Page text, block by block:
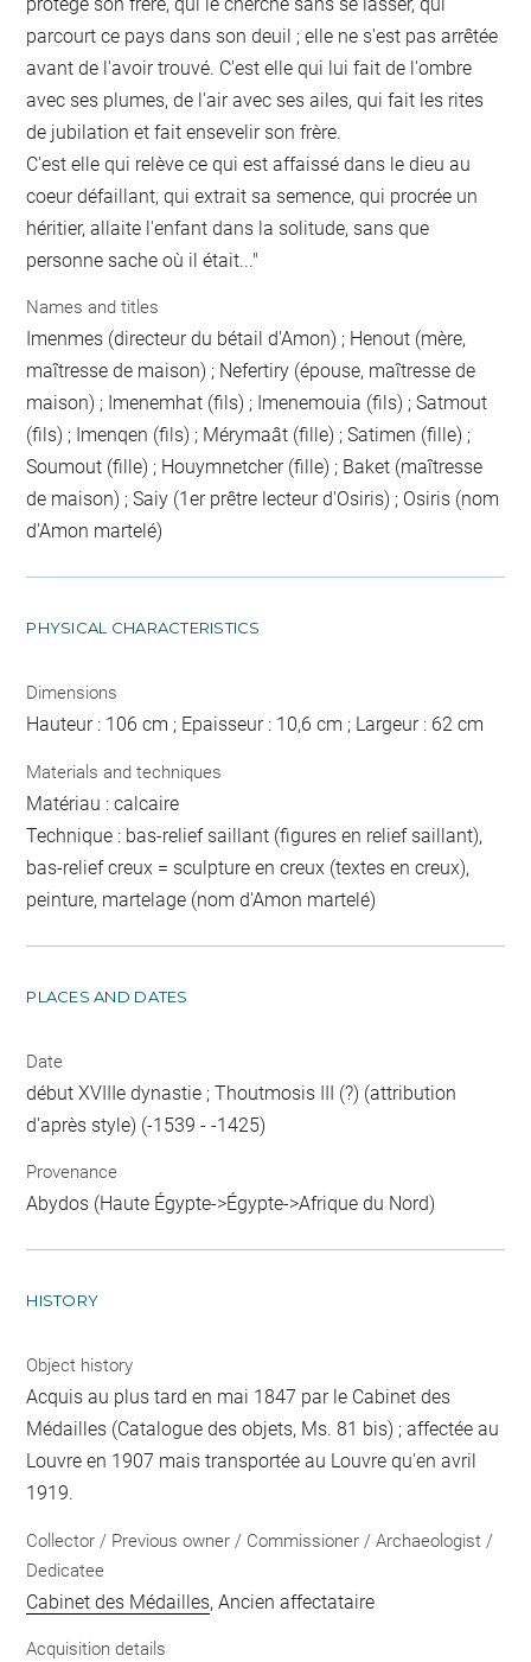
parcourt ce pays dans son deuil ; elle ne s'est pas arrêtée
avant de l'avoir trouvé. C'est elle qui lui fait de l'ombre
avec ses plumes, de l'air avec ses ailes, qui fait les rites
de jubilation et fait ensevelir son frère.
C'est elle qui relève ce qui est affaissé dans le dieu au
coeur défaillant, qui extrait sa semence, qui procrée un
héritier, allaite l'enfant dans la solitude, sans que
personne sache où il était..."
Names and titles
Imenmes (directeur du bétail d'Amon) ; Henout (mère,
maîtresse de maison) ; Nefertiry (épouse, maîtresse de
maison) ; Imenemhat (fils) ; Imenemouia (fils) ; Satmout
(fils) ; Imenqen (fils) ; Mérymaât (fille) ; Satimen (fille) ;
Soumout (fille) ; Houymnetcher (fille) ; Baket (maîtresse
de maison) ; Saiy (1er prêtre lecteur d'Osiris) ; Osiris (nom
d'Amon martelé)
PHYSICAL CHARACTERISTICS
Dimensions
Hauteur : 106 cm ; Epaisseur : 10,6 cm ; Largeur : 62 cm
Materials and techniques
Matériau : calcaire
Technique : bas-relief saillant (figures en relief saillant),
bas-relief creux = sculpture en creux (textes en creux),
peinture, martelage (nom d'Amon martelé)
PLACES AND DATES
Date
début XVIIIe dynastie ; Thoutmosis III (?) (attribution
d'après style) (-1539 - -1425)
Provenance
Abydos (Haute Égypte->Égypte->Afrique du Nord)
HISTORY
Object history
Acquis au plus tard en mai 1847 par le Cabinet des
Médailles (Catalogue des objets, Ms. 81 bis) ; affectée au
Louvre en 1907 mais transportée au Louvre qu'en avril
1919.
Collector / Previous owner / Commissioner / Archaeologist /
Dedicatee
Cabinet des Médailles, Ancien affectataire
Acquisition details